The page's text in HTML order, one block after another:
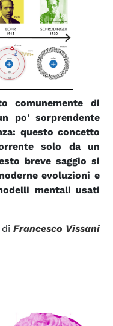
comunemente di
po' sorprendente
questo concetto
solo da un
breve saggio si
evoluzioni e
mentali usati
Francesco Vissani